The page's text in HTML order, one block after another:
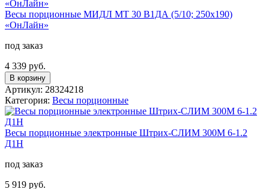
Весы порционные МИДЛ МТ 30 В1ДА (5/10; 250х190)
«ОнЛайн»
под заказ
4 339 руб.
В корзину
Артикул: 28324218
Категория: Весы порционные
Весы порционные электронные Штрих-СЛИМ 300М 6-1.2
Д1Н
под заказ
5 919 руб.